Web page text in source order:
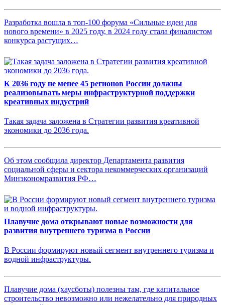
Разработка вошла в топ-100 форума «Сильные идеи для
нового времени» в 2025 году, в 2024 году стала финалистом
конкурса растущих…
К 2036 году не менее 45 регионов России должны
реализовывать меры инфраструктурной поддержки
креативных индустрий
Такая задача заложена в Стратегии развития креативной
экономики до 2036 года.
Об этом сообщила директор Департамента развития
социальной сферы и сектора некоммерческих организаций
Минэкономразвития РФ…
Плавучие дома открывают новые возможности для
развития внутреннего туризма в России
В России формируют новый сегмент внутреннего туризма и
водной инфраструктуры.
Плавучие дома (хаусботы) полезны там, где капитальное
строительство невозможно или нежелательно для природных